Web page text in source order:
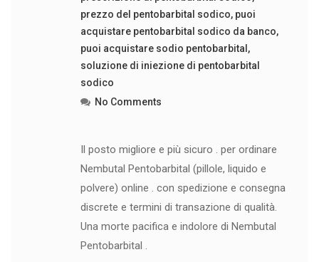
prezzo del pentobarbital sodico, puoi
acquistare pentobarbital sodico da banco,
puoi acquistare sodio pentobarbital ,
soluzione di iniezione di pentobarbital
sodico
No Comments
Il posto migliore e più sicuro . per ordinare
Nembutal Pentobarbital (pillole, liquido e
polvere) online . con spedizione e consegna
discrete e termini di transazione di qualità.
Una morte pacifica e indolore di Nembutal
Pentobarbital .